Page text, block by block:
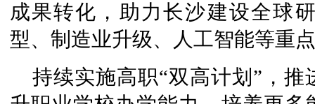
成果转化，助力长沙建设全球
型、制造业升级、人工智能等重
持续实施高职“双高计划”，